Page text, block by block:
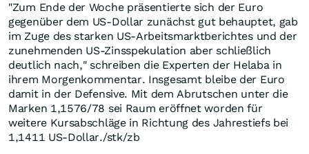
"Zum Ende der Woche präsentierte sich der Euro
gegenüber dem US-Dollar zunächst gut behauptet, gab
im Zuge des starken US-Arbeitsmarktberichtes und der
zunehmenden US-Zinsspekulation aber schließlich
deutlich nach," schreiben die Experten der Helaba in
ihrem Morgenkommentar. Insgesamt bleibe der Euro
damit in der Defensive. Mit dem Abrutschen unter die
Marken 1,1576/78 sei Raum eröffnet worden für
weitere Kursabschläge in Richtung des Jahrestiefs bei
1,1411 US-Dollar./stk/zb